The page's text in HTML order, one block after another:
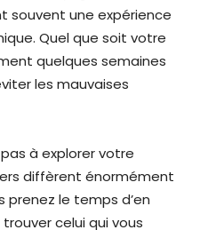
souvent une expérience
Quel que soit votre
quelques semaines
les mauvaises
à explorer votre
diffèrent énormément
prenez le temps d’en
celui qui vous